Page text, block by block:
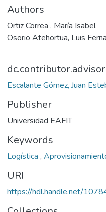
Authors
Ortiz Correa , María Isabel
Osorio Atehortua, Luis
dc.contributor.advisor
Escalante Gómez, Juan
Publisher
Universidad EAFIT
Keywords
Logística ,
URI
https://hdl.handle.net/